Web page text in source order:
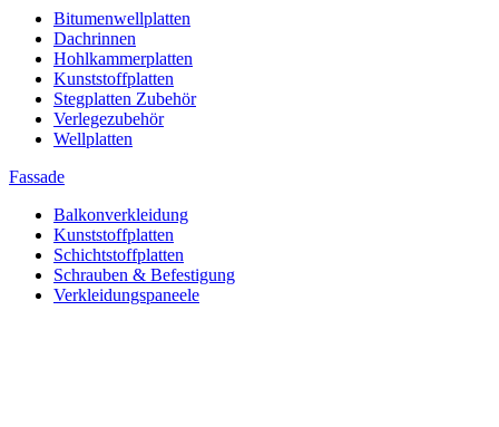
Bitumenwellplatten
Dachrinnen
Hohlkammerplatten
Kunststoffplatten
Stegplatten Zubehör
Verlegezubehör
Wellplatten
Fassade
Balkonverkleidung
Kunststoffplatten
Schichtstoffplatten
Schrauben & Befestigung
Verkleidungspaneele